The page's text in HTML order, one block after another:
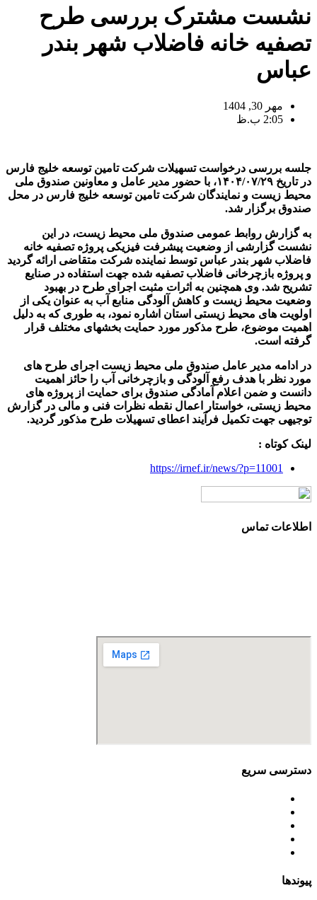
نشست مشترک بررسی طرح
تصفیه خانه فاضلاب شهر بندر
عباس
مهر 30, 1404
2:05 ب.ظ
جلسه بررسی درخواست تسهیلات شرکت تامین توسعه خلیج فارس
در تاریخ ۱۴۰۴/۰۷/۲۹، با حضور مدیر عامل
و معاونین صندوق ملی
محیط زیست و نمایندگان شرکت تامین توسعه خلیج فارس در محل
صندوق برگزار شد.
به گزارش روابط عمومی صندوق ملی محیط زیست، در این
نشست گزارشی از وضعیت پیشرفت فیزیکی پروژه تصفیه­ خانه
فاضلاب شهر بندر عباس توسط نماینده شرکت متقاضی ارائه گردید
و پروژه بازچرخانی فاضلاب تصفیه شده جهت استفاده در صنایع
تشریح شد. وی همچنین به اثرات مثبت اجرای طرح در بهبود
وضعیت محیط زیست و کاهش آلودگی منابع آب به عنوان یکی از
اولویت های محیط زیستی استان اشاره نمود، به طوری که به دلیل
اهمیت موضوع، طرح مذکور مورد حمایت بخش­های مختلف قرار
گرفته است.
در ادامه مدیر عامل صندوق ملی محیط زیست اجرای طرح های
مورد نظر با هدف رفع آلودگی و بازچرخانی آب را حائز اهمیت
دانست و ضمن اعلام آمادگی صندوق برای حمایت از پروژه­ های
محیط زیستی، خواستار اعمال نقطه نظرات فنی و مالی در گزارش
توجیهی جهت تکمیل فرآیند اعطای تسهیلات طرح مذکور گردید.
لینک کوتاه :
https://irnef.ir/news/?p=11001
اطلاعات تماس
دسترسی سریع
پیوندها